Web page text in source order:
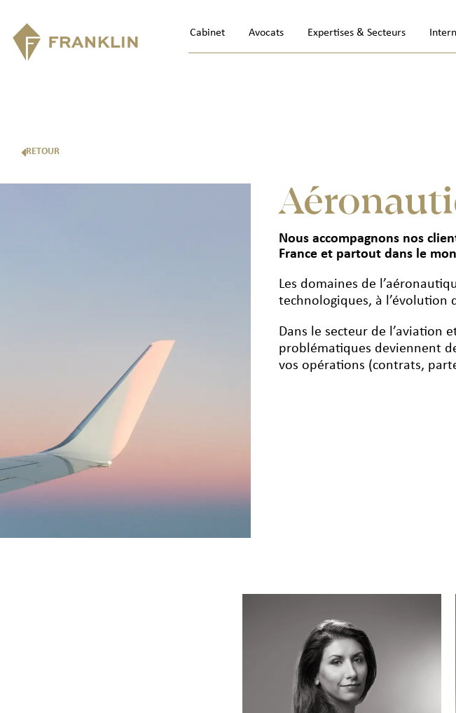
Cabinet Avocats Expertises & Secteurs
RETOUR
Nous accompagnons nos
France et partout dans le
Les domaines de
technologiques, à
Dans le secteur de l’aviation
problématiques deviennent
vos opérations (contrats,